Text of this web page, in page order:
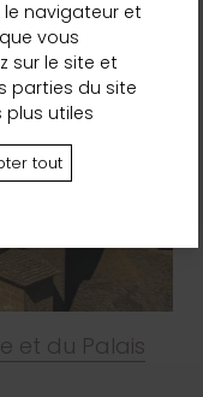
et du Palais
navigateur et
vous
sur le site et
parties du site
plus utiles
tout